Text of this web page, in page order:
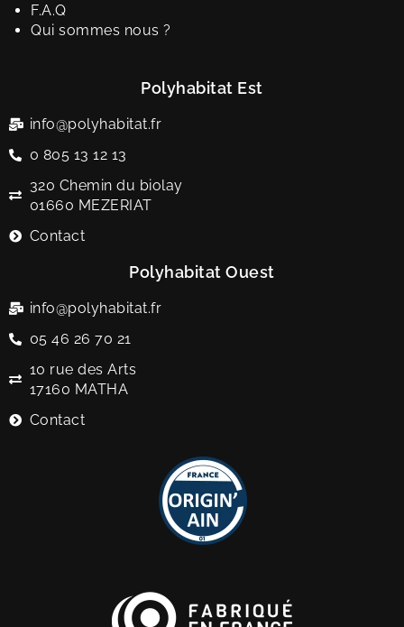
F.A.Q
Qui sommes nous ?
Polyhabitat Est
info@polyhabitat.fr
0 805 13 12 13
320 Chemin du biolay
01660 MEZERIAT
Contact
Polyhabitat Ouest
info@polyhabitat.fr
05 46 26 70 21
10 rue des Arts
17160 MATHA
Contact